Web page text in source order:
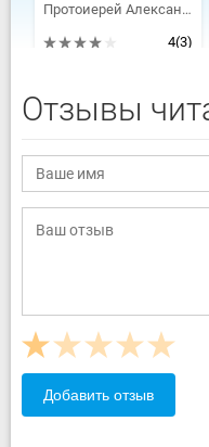
Протоиерей Александр Мень
4(3)
Отзывы
Добавить отзыв